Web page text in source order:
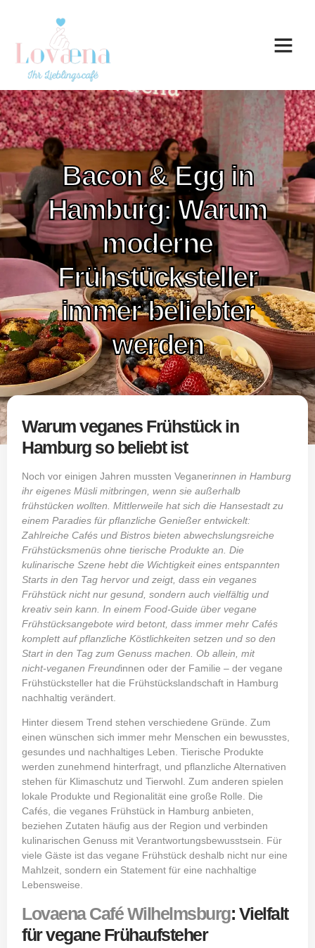
Bacon & Egg in
Hamburg: Warum
moderne
Frühstücksteller
immer beliebter
werden
Warum veganes Frühstück in
Hamburg so beliebt ist
Noch vor einigen Jahren mussten Veganerinnen in Hamburg
ihr eigenes Müsli mitbringen, wenn sie außerhalb
frühstücken wollten. Mittlerweile hat sich die Hansestadt zu
einem Paradies für pflanzliche Genießer entwickelt:
Zahlreiche Cafés und Bistros bieten abwechslungsreiche
Frühstücksmenüs ohne tierische Produkte an. Die
kulinarische Szene hebt die Wichtigkeit eines entspannten
Starts in den Tag hervor und zeigt, dass ein veganes
Frühstück nicht nur gesund, sondern auch vielfältig und
kreativ sein kann. In einem Food‑Guide über vegane
Frühstücksangebote wird betont, dass immer mehr Cafés
komplett auf pflanzliche Köstlichkeiten setzen und so den
Start in den Tag zum Genuss machen. Ob allein, mit
nicht‑veganen Freundinnen oder der Familie – der vegane
Frühstücksteller hat die Frühstückslandschaft in Hamburg
nachhaltig verändert.
Hinter diesem Trend stehen verschiedene Gründe. Zum
einen wünschen sich immer mehr Menschen ein bewusstes,
gesundes und nachhaltiges Leben. Tierische Produkte
werden zunehmend hinterfragt, und pflanzliche Alternativen
stehen für Klimaschutz und Tierwohl. Zum anderen spielen
lokale Produkte und Regionalität eine große Rolle. Die
Cafés, die veganes Frühstück in Hamburg anbieten,
beziehen Zutaten häufig aus der Region und verbinden
kulinarischen Genuss mit Verantwortungsbewusstsein. Für
viele Gäste ist das vegane Frühstück deshalb nicht nur eine
Mahlzeit, sondern ein Statement für eine nachhaltige
Lebensweise.
Lovaena Café Wilhelmsburg: Vielfalt
für vegane Frühaufsteher